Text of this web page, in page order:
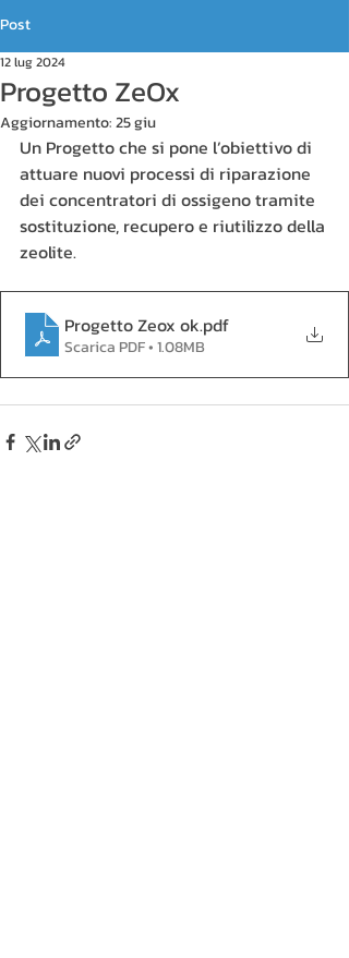
Post
Progetto ZeOx
12 lug 2024
Aggiornamento:25 giu
Un Progetto che si pone l’obiettivo di
attuare nuovi processi di riparazione
dei concentratori di ossigeno tramite
sostituzione, recupero e riutilizzo della
zeolite.
Progetto Zeox ok.pdf
Scarica PDF • 1.08MB